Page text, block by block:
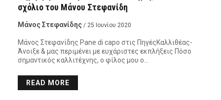
σχόλιο του Μάνου Στεφανίδη
Μάνος Στεφανίδης / 25 Ιουνίου 2020
Μάνος Στεφανίδης Pane di capo στις ΠηγέςΚαλλιθέας-
Άνοιξε & μας περιμένει με ευχάριστες εκπλήξεις Πόσο
σημαντικός καλλιτέχνης, ο φίλος μου ο…
READ MORE